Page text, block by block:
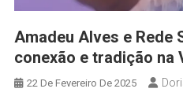
Amadeu Alves e Rede
conexão e tradição na
22 De Fevereiro De 2025